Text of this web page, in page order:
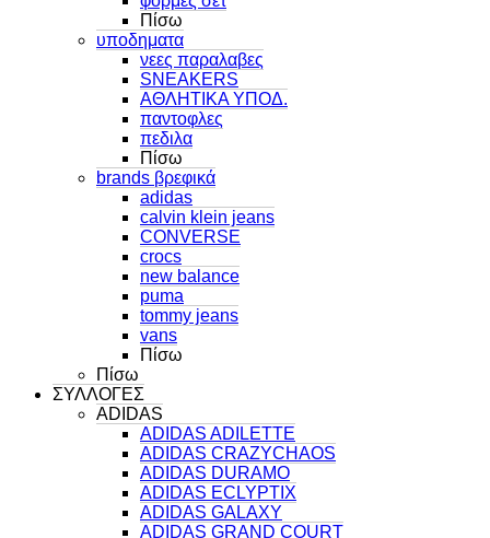
Πίσω
υποδηματα
νεες παραλαβες
SNEAKERS
ΑΘΛΗΤΙΚΑ ΥΠΟΔ.
παντοφλες
πεδιλα
Πίσω
brands βρεφικά
adidas
calvin klein jeans
CONVERSE
crocs
new balance
puma
tommy jeans
vans
Πίσω
Πίσω
ΣΥΛΛΟΓΕΣ
ADIDAS
ADIDAS ADILETTE
ADIDAS CRAZYCHAOS
ADIDAS DURAMO
ADIDAS ECLYPTIX
ADIDAS GALAXY
ADIDAS GRAND COURT